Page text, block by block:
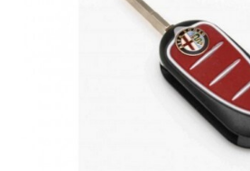
Noteikumi un nosacījumi